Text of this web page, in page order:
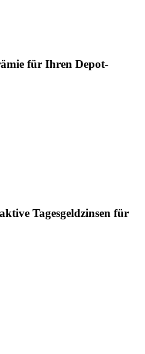
für Ihren Depot-
Tagesgeldzinsen für